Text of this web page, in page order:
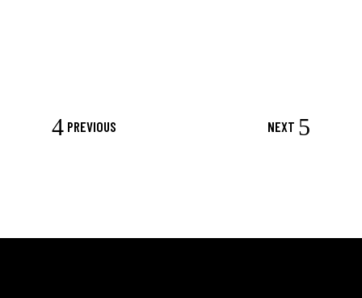
PREVIOUS NEXT